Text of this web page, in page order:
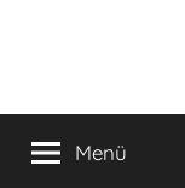
Menü